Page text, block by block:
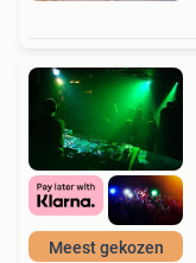
Meest gekozen